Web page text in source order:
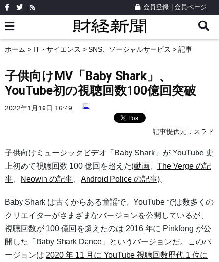
会員登録 会員ページ
ホーム > IT・サイエンス > SNS、ソーシャルサービス > 記事
子供向けMV「Baby Shark」、
YouTube初の視聴回数100億回突破
2022年1月16日 16:49
記事提供元： スラド
子供向けミュージックビデオ「Baby Shark」が YouTube 史
上初めて視聴回数 100 億回を超えた(動画
The Verge の記
事
Neowin の記事 Android Police の記事)。
Baby Shark は古くからある童謡で、YouTube では数多くの
クリエイターがさまざまなバージョンを公開しているが、
視聴回数が 100 億回を超えたのは 2016 年に Pinkfong が公
開した「Baby Shark Dance」というバージョンだ。このバ
ージョンは 2020 年 11 月に YouTube 視聴回数歴代 1 位に